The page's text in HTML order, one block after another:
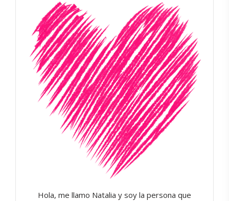
Hola, me llamo Natalia y soy la persona que